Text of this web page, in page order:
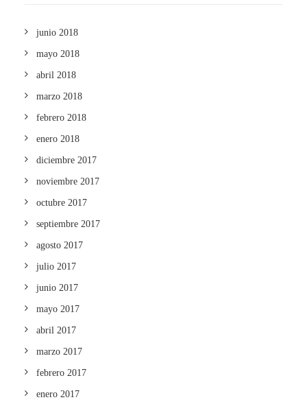
junio 2018
mayo 2018
abril 2018
marzo 2018
febrero 2018
enero 2018
diciembre 2017
noviembre 2017
octubre 2017
septiembre 2017
agosto 2017
julio 2017
junio 2017
mayo 2017
abril 2017
marzo 2017
febrero 2017
enero 2017